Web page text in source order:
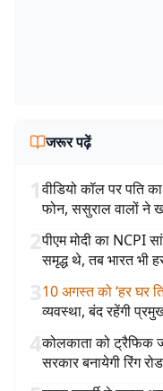
जरूर पढ़ें
1वीडियो कॉल पर पति
फोन, ससुराल वालों ने
2पीएम मोदी का NCPI
समृद्ध थे, तब भारत भी
310 अगस्त को ‘हर घर
व्यवस्था, बंद रहेंगी
4कोलकाता को ट्रैफिक
सरकार बनायेगी रिंग